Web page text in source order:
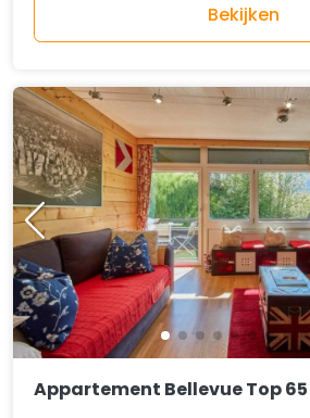
Bekijken
Appartement Bellevue Top 65